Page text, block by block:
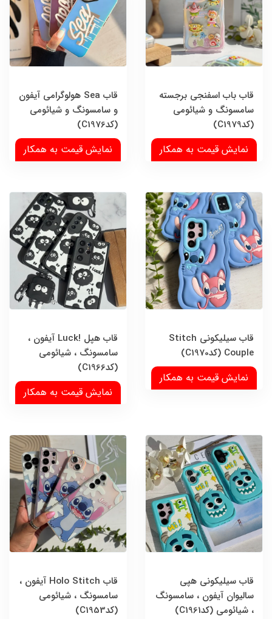
قاب باب اسفنجی برجسته
سامسونگ و شیائومی
(کدC1979)
نمایش قیمت به همکار
قاب Sea هولوگرامی آیفون
و سامسونگ و شیائومی
(کدC1976)
نمایش قیمت به همکار
قاب سیلیکونی Stitch
Couple (کدC1970)
نمایش قیمت به همکار
قاب هپل !Luck آیفون ،
سامسونگ ، شیائومی
(کدC1966)
نمایش قیمت به همکار
قاب سیلیکونی هپی
سالیوان آیفون ، سامسونگ
، شیائومی (کدC1961)
قاب Holo Stitch آیفون ،
سامسونگ ، شیائومی
(کدC1953)